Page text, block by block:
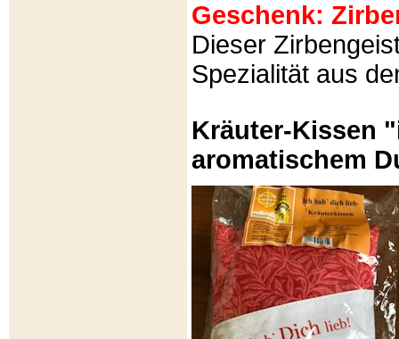
Geschenk:
Dieser
Spezialität aus
Kräuter-Kissen
aromatischem